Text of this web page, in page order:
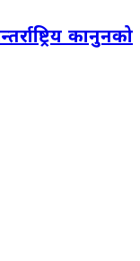
कानुनको